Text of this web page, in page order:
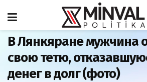
Главная Общество
В Лянкяране мужчина
свою тетю,
денег в долг (фото)